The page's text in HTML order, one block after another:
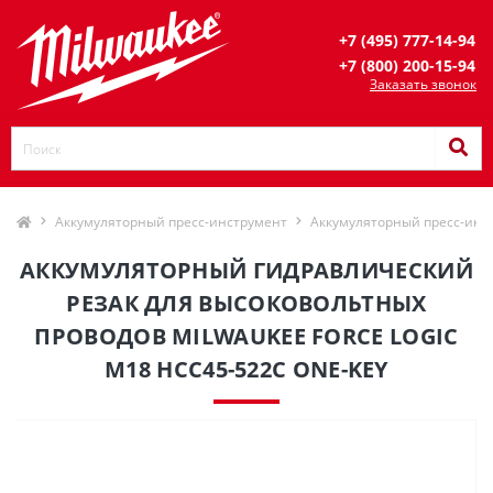
+7 (495) 777-14-94
+7 (800) 200-15-94
Заказать звонок
Аккумуляторный пресс-инструмент Аккумуляторный пресс-
АККУМУЛЯТОРНЫЙ ГИДРАВЛИЧЕСКИЙ
РЕЗАК ДЛЯ ВЫСОКОВОЛЬТНЫХ
ПРОВОДОВ MILWAUKEE FORCE LOGIC
M18 HCC45-522C ONE-KEY